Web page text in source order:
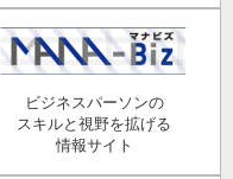
ビジネスパーソンの
スキルと視野を拡げる
情報サイト